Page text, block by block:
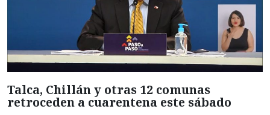
Talca, Chillán y otras 12 comunas
retroceden a cuarentena este sábado